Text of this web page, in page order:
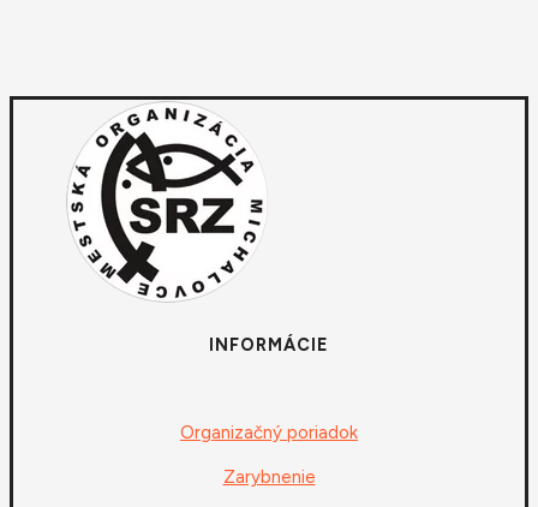
INFORMÁCIE
Organizačný poriadok
Zarybnenie